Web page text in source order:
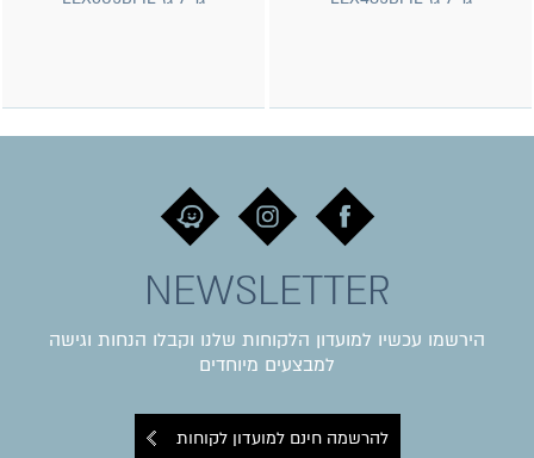
NEWSLETTER
הירשמו עכשיו למועדון הלקוחות שלנו וקבלו הנחות וגישה
למבצעים מיוחדים
להרשמה חינם למועדון לקוחות